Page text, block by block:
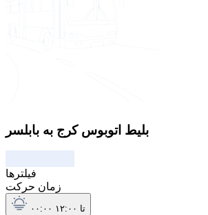
بلیط اتوبوس کرج به بابلسر
فیلترها
زمان حرکت
۰۰:۰۰ تا ۱۲:۰۰